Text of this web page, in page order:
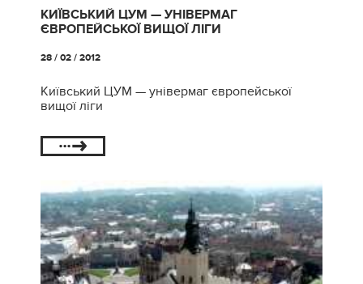
КИЇВСЬКИЙ ЦУМ — УНІВЕРМАГ
ЄВРОПЕЙСЬКОЇ ВИЩОЇ ЛІГИ
28 / 02 / 2012
Київський ЦУМ — універмаг європейської
вищої ліги